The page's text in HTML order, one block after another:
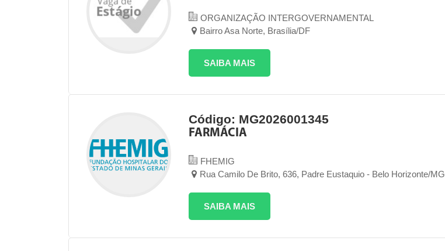
ORGANIZAÇÃO INTERGOVERNAMENTAL
Bairro Asa Norte, Brasília/DF
SAIBA MAIS
Código: MG2026001345
FARMÁCIA
FHEMIG
Rua Camilo De Brito, 636, Padre Eustaquio - Belo Horizonte/MG
SAIBA MAIS